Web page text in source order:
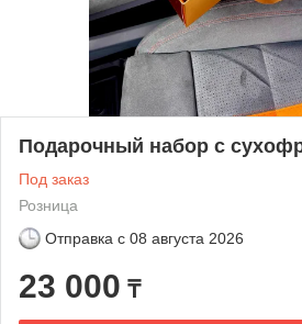
Подарочный набор с
Под заказ
Розница
Отправка с 08 августа 2026
23 000 ₸